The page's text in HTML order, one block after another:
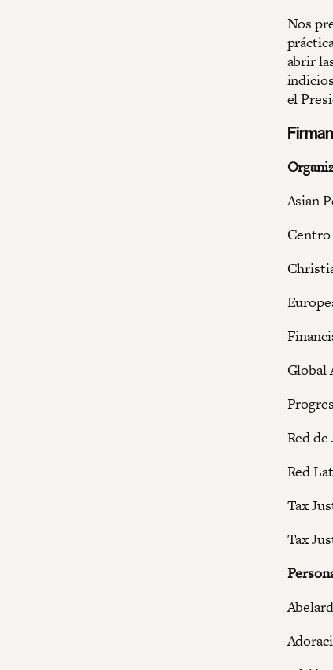
Nos
abrir
el
Asian
Centro
Global
Red
Red
Tax
Tax